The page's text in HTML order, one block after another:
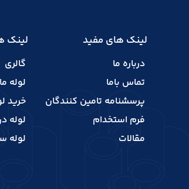
لینک های مفید
درباره ما
تماس باما
پرسشنامه تامین کنندگان
فرم استخدام
مقالات
لینک
گالری
لوله
خرید
لوله
لوله